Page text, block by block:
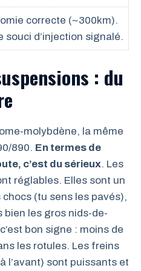
correcte (~300km).
souci d’injection signalé.
: du
molybdène, la même
890. En termes de
c’est du sérieux. Les
réglables. Elles sont un
(tu sens les pavés),
bien les gros nids-de-
bon signe : moins de
les rotules. Les freins
l’avant) sont puissants et